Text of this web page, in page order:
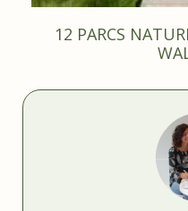
12 PARCS